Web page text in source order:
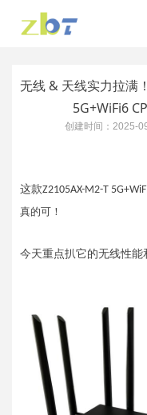
首页
产品中心
服务支持
云平台
英文版
无线 & 天线实力拉满
5G+WiFi6
创建时间： 2025-
这款Z2105AX-M2-T
真的可！
今天重点扒它的无线性能